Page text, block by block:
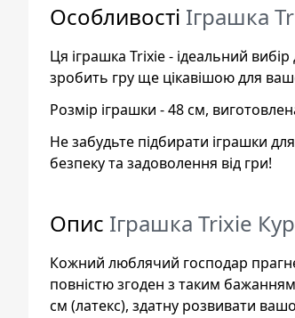
Особливості Іграшка
Ця іграшка Trixie - ідеальний
зробить гру ще цікавішою для
Розмір іграшки - 48 см,
Не забудьте підбирати іграшки
безпеку та задоволення від гри!
Опис Іграшка Trixie
Кожний люблячий господар
повністю згоден з таким
см (латекс), здатну розвивати